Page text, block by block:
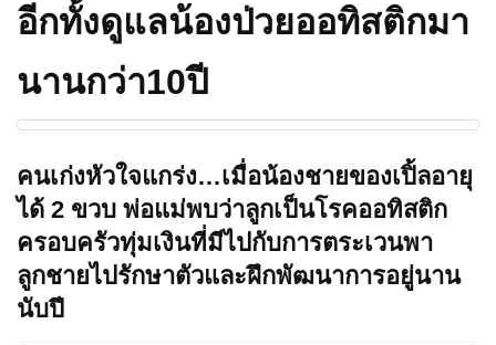
อีกทั้งดูแลน้องป่วยออทิสติกมา
นานกว่า10ปี
คนเก่งหัวใจแกร่ง…เมื่อน้องชายของเปิ้ลอายุ
ได้ 2 ขวบ พ่อแม่พบว่าลูกเป็นโรคออทิสติก
ครอบครัวทุ่มเงินที่มีไปกับการตระเวนพา
ลูกชายไปรักษาตัวและฝึกพัฒนาการอยู่นาน
นับปี